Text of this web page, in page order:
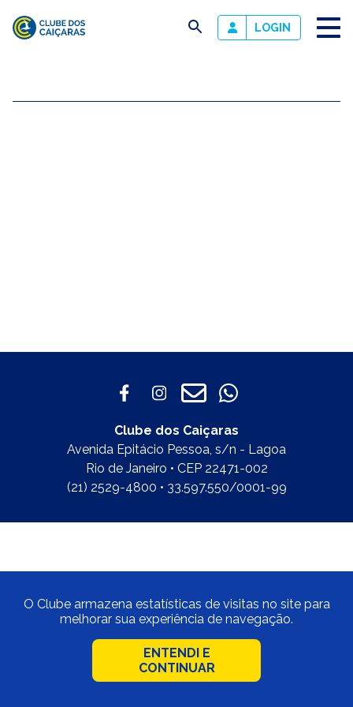
Caiçaras
busca LOGIN
Clube dos Caiçaras
Avenida Epitácio Pessoa, s/n - Lagoa
Rio de Janeiro • CEP 22471-002
(21) 2529-4800 • 33.597.550/0001-99
O Clube armazena estatísticas de visitas no site para
melhorar sua experiência de navegação.
ENTENDI E
CONTINUAR